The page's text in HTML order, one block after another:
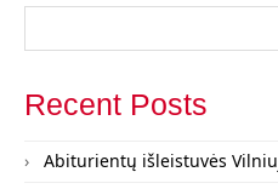
Recent Posts
Abiturientų išleistuvės